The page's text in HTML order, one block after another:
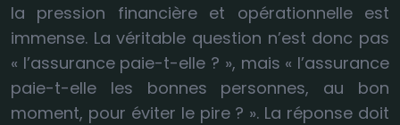
la pression financière et opérationnelle est
immense. La véritable question n’est donc pas
« l’assurance paie-t-elle ? », mais « l’assurance
paie-t-elle les bonnes personnes, au bon
moment, pour éviter le pire ? ». La réponse doit